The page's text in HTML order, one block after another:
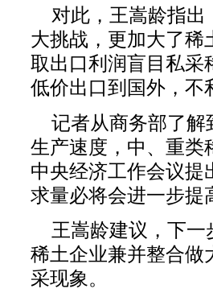
对此，王嵩龄指
大挑战，更加大了稀
取出口利润盲目私采
低价出口到国外，不
记者从商务部了解
生产速度，中、重类
中央经济工作会议提
求量必将会进一步提
王嵩龄建议，下
稀土企业兼并整合做
采现象。